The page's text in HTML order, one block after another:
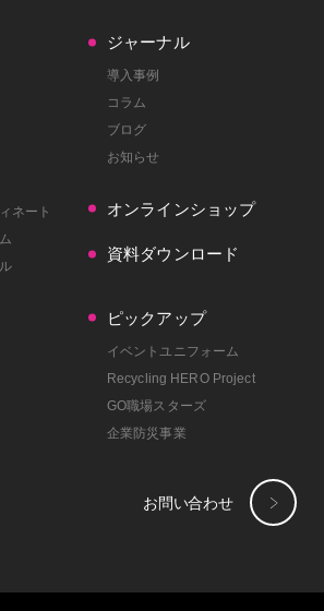
ネート
ジャーナル
導入事例
コラム
ブログ
お知らせ
オンラインショップ
資料ダウンロード
ピックアップ
イベントユニフォーム
Recycling HERO Project
GO職場スターズ
企業防災事業
お問い合わせ